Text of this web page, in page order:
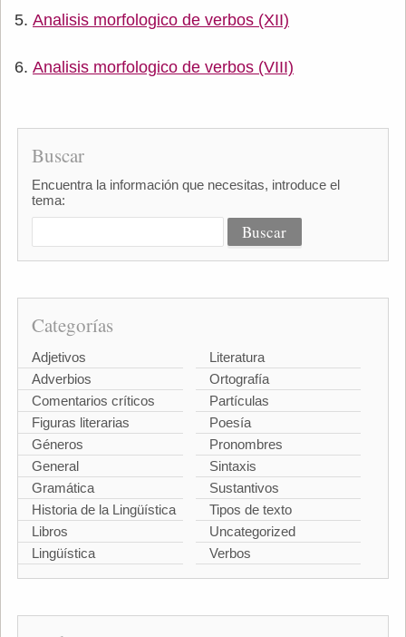
Analisis morfologico de verbos (XII)
Analisis morfologico de verbos (VIII)
Buscar
Encuentra la información que necesitas, introduce el
tema:
Categorías
Adjetivos
Adverbios
Comentarios críticos
Figuras literarias
Géneros
General
Gramática
Historia de la Lingüística
Libros
Lingüística
Literatura
Ortografía
Partículas
Poesía
Pronombres
Sintaxis
Sustantivos
Tipos de texto
Uncategorized
Verbos